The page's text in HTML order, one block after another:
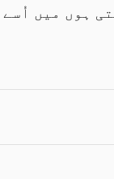
ہوں میں